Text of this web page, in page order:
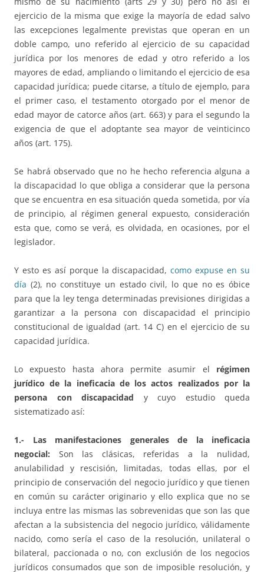
ejercicio de la misma que exige la mayoría de edad salvo
las excepciones legalmente previstas que operan en un
doble campo, uno referido al ejercicio de su capacidad
jurídica por los menores de edad y otro referido a los
mayores de edad, ampliando o limitando el ejercicio de esa
capacidad jurídica; puede citarse, a título de ejemplo, para
el primer caso, el testamento otorgado por el menor de
edad mayor de catorce años (art. 663) y para el segundo la
exigencia de que el adoptante sea mayor de veinticinco
años (art. 175).
Se habrá observado que no he hecho referencia alguna a
la discapacidad lo que obliga a considerar que la persona
que se encuentra en esa situación queda sometida, por vía
de principio, al régimen general expuesto, consideración
esta que, como se verá, es olvidada, en ocasiones, por el
legislador.
Y esto es así porque la discapacidad,como expuse en su
día (2), no constituye un estado civil, lo que no es óbice
para que la ley tenga determinadas previsiones dirigidas a
garantizar a la persona con discapacidad el principio
constitucional de igualdad (art. 14 C) en el ejercicio de su
capacidad jurídica.
Lo expuesto hasta ahora permite asumir el régimen
jurídico de la ineficacia de los actos realizados por la
persona con discapacidad y cuyo estudio queda
sistematizado así:
1.- Las manifestaciones generales de la ineficacia
negocial: Son las clásicas, referidas a la nulidad,
anulabilidad y rescisión, limitadas, todas ellas, por el
principio de conservación del negocio jurídico y que tienen
en común su carácter originario y ello explica que no se
incluya entre las mismas las sobrevenidas que son las que
afectan a la subsistencia del negocio jurídico, válidamente
nacido, como sería el caso de la resolución, unilateral o
bilateral, paccionada o no, con exclusión de los negocios
jurídicos consumados que son de imposible resolución, y